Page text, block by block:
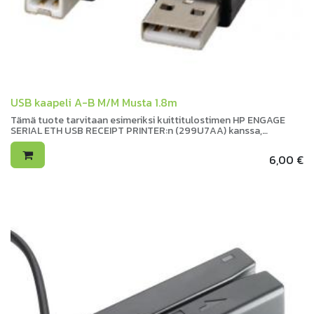
USB kaapeli A-B M/M Musta 1.8m
Tämä tuote tarvitaan esimeriksi kuittitulostimen HP ENGAGE
SERIAL ETH USB RECEIPT PRINTER:n (299U7AA) kanssa,
muistathan myös virtalähteen HP Engage PSU 60W For Receipt
Printer (3A2P5AA) 6,00 €